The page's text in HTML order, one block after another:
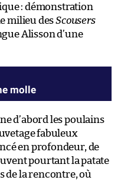
: démonstration
milieu desScousers
Alisson d’une
molle
d’abord les poulains
fabuleux
en profondeur, de
pourtant la patate
de la rencontre, où